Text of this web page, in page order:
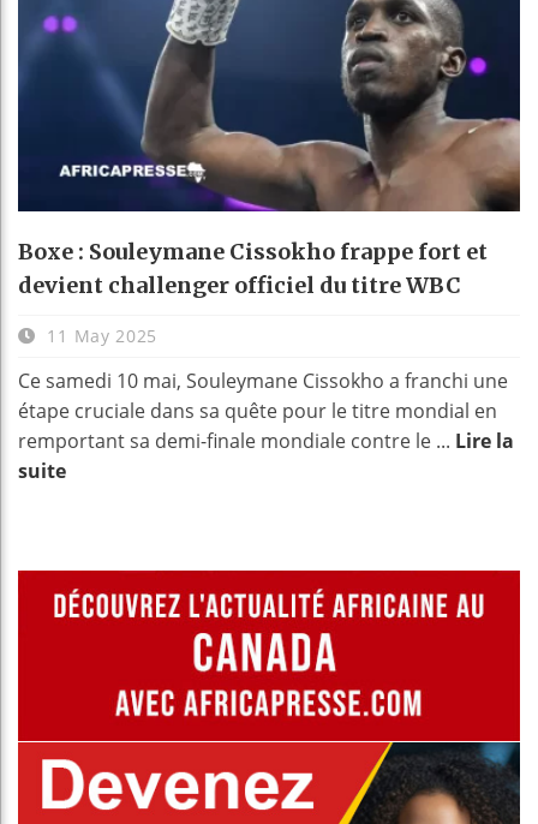
Boxe : Souleymane Cissokho frappe fort et
devient challenger officiel du titre WBC
11 May 2025
Ce samedi 10 mai, Souleymane Cissokho a franchi une
étape cruciale dans sa quête pour le titre mondial en
remportant sa demi-finale mondiale contre le ... Lire la
suite